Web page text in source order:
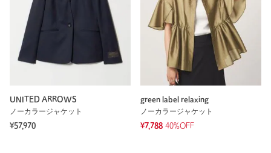
UNITED ARROWS
ノーカラージャケット
¥57,970
green label relaxing
ノーカラージャケット
¥7,788 40%OFF